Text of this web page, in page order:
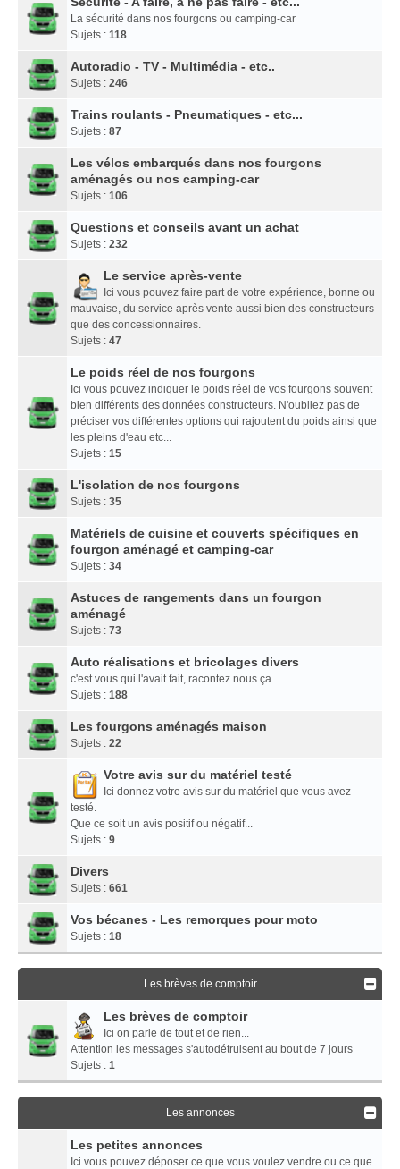
La sécurité dans nos fourgons ou camping-car
Sujets : 118
Autoradio - TV - Multimédia - etc..
Sujets : 246
Trains roulants - Pneumatiques - etc...
Sujets : 87
Les vélos embarqués dans nos fourgons
aménagés ou nos camping-car
Sujets : 106
Questions et conseils avant un achat
Sujets : 232
Le service après-vente
Ici vous pouvez faire part de votre expérience, bonne ou
mauvaise, du service après vente aussi bien des constructeurs
que des concessionnaires.
Sujets : 47
Le poids réel de nos fourgons
Ici vous pouvez indiquer le poids réel de vos fourgons souvent
bien différents des données constructeurs. N'oubliez pas de
préciser vos différentes options qui rajoutent du poids ainsi que
les pleins d'eau etc...
Sujets : 15
L'isolation de nos fourgons
Sujets : 35
Matériels de cuisine et couverts spécifiques en
fourgon aménagé et camping-car
Sujets : 34
Astuces de rangements dans un fourgon
aménagé
Sujets : 73
Auto réalisations et bricolages divers
c'est vous qui l'avait fait, racontez nous ça...
Sujets : 188
Les fourgons aménagés maison
Sujets : 22
Votre avis sur du matériel testé
Ici donnez votre avis sur du matériel que vous avez
testé.
Que ce soit un avis positif ou négatif...
Sujets : 9
Divers
Sujets : 661
Vos bécanes - Les remorques pour moto
Sujets : 18
Les brèves de comptoir
Les brèves de comptoir
Ici on parle de tout et de rien...
Attention les messages s'autodétruisent au bout de 7 jours
Sujets : 1
Les annonces
Les petites annonces
Ici vous pouvez déposer ce que vous voulez vendre ou ce que